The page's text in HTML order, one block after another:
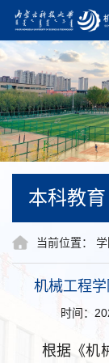
本科教育
当前位置：
机械工程
时间：
根据《机